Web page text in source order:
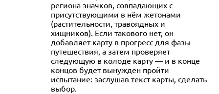
региона значков, совпадающих с
присутствующими в нём жетонами
(растительности, травоядных и
хищников). Если такового нет, он
добавляет карту в прогресс для фазы
путешествия, а затем проверяет
следующую в колоде карту — и в конце
концов будет вынужден пройти
испытание: заслушав текст карты, сделать
выбор.